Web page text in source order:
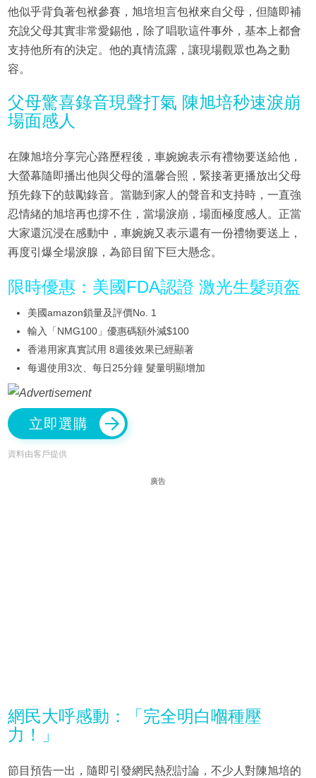
他似乎背負著包袱參賽，旭培坦言包袱來自父母，但隨即補
充說父母其實非常愛錫他，除了唱歌這件事外，基本上都會
支持他所有的決定。他的真情流露，讓現場觀眾也為之動
容。
父母驚喜錄音現聲打氣 陳旭培秒速淚崩
場面感人
在陳旭培分享完心路歷程後，車婉婉表示有禮物要送給他，
大螢幕隨即播出他與父母的溫馨合照，緊接著更播放出父母
預先錄下的鼓勵錄音。當聽到家人的聲音和支持時，一直強
忍情緒的旭培再也撐不住，當場淚崩，場面極度感人。正當
大家還沉浸在感動中，車婉婉又表示還有一份禮物要送上，
再度引爆全場淚腺，為節目留下巨大懸念。
限時優惠：美國FDA認證 激光生髮頭盔
美國amazon鎖量及評價No. 1
輸入「NMG100」優惠碼額外減$100
香港用家真實試用 8週後效果已經顯著
每週使用3次、每日25分鐘 髮量明顯增加
立即選購
資料由客戶提供
廣告
網民大呼感動：「完全明白嗰種壓
力！」
節目預告一出，隨即引發網民熱烈討論，不少人對陳旭培的